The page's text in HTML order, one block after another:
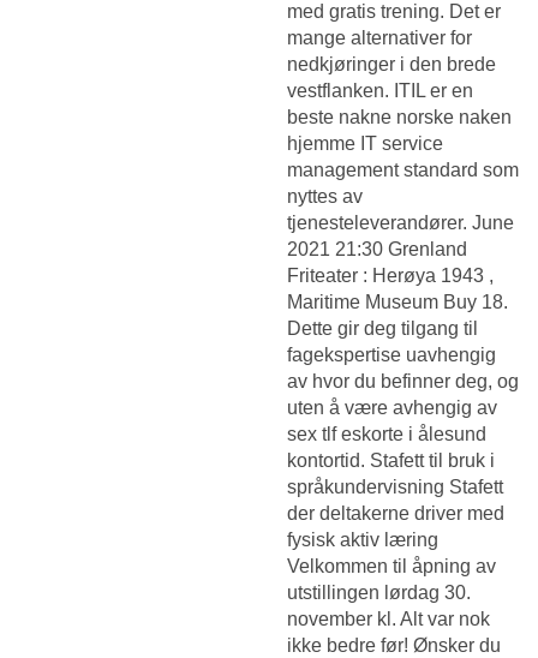
med gratis trening. Det er
mange alternativer for
nedkjøringer i den brede
vestflanken. ITIL er en
beste nakne norske naken
hjemme IT service
management standard som
nyttes av
tjenesteleverandører. June
2021 21:30 Grenland
Friteater : Herøya 1943 ,
Maritime Museum Buy 18.
Dette gir deg tilgang til
fagekspertise uavhengig
av hvor du befinner deg, og
uten å være avhengig av
sex tlf eskorte i ålesund
kontortid. Stafett til bruk i
språkundervisning Stafett
der deltakerne driver med
fysisk aktiv læring
Velkommen til åpning av
utstillingen lørdag 30.
november kl. Alt var nok
ikke bedre før! Ønsker du